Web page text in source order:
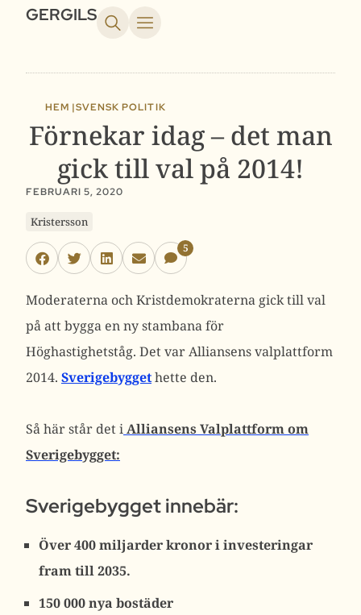
GERGILS
HEM |SVENSK POLITIK
Förnekar idag – det man
gick till val på 2014!
FEBRUARI 5, 2020
Kristersson
5
Moderaterna och Kristdemokraterna gick till val
på att bygga en ny stambana för
Höghastighetståg. Det var Alliansens valplattform
2014. Sverigebyggethette den.
Så här står det iAlliansens Valplattform om
Sverigebygget:
Sverigebygget innebär:
Över 400 miljarder kronor i investeringar
fram till 2035.
150 000 nya bostäder